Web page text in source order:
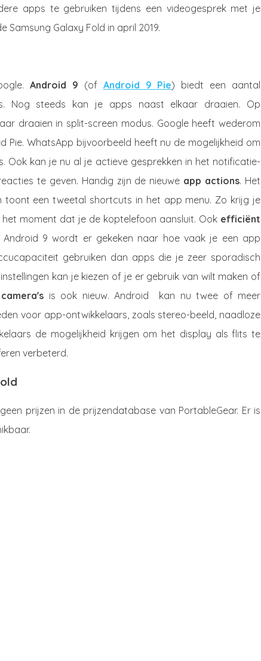
apps te gebruiken tijdens een videogesprek met je
Galaxy Fold in april 2019.
Android 9 (of Android 9 Pie) biedt een aantal
Nog steeds kan je apps naast elkaar draaien. Op
draaien in split-screen modus. Google heeft wederom
Pie. WhatsApp bijvoorbeeld heeft nu de mogelijkheid om
kan je nu al je actieve gesprekken in het notificatie-
te geven. Handig zijn de nieuwe app actions. Het
een tweetal shortcuts in het app menu. Zo krijg je
moment dat je de koptelefoon aansluit. Ook efficiënt
Android 9 wordt er gekeken naar hoe vaak je een app
gebruiken dan apps die je zeer sporadisch
kan je kiezen of je er gebruik van wilt maken of
is ook nieuw. Android kan nu twee of meer
voor app-ontwikkelaars, zoals stereo-beeld, naadloze
de mogelijkheid krijgen om het display als flits te
verbeterd.
prijzen in de prijzendatabase van PortableGear. Er is